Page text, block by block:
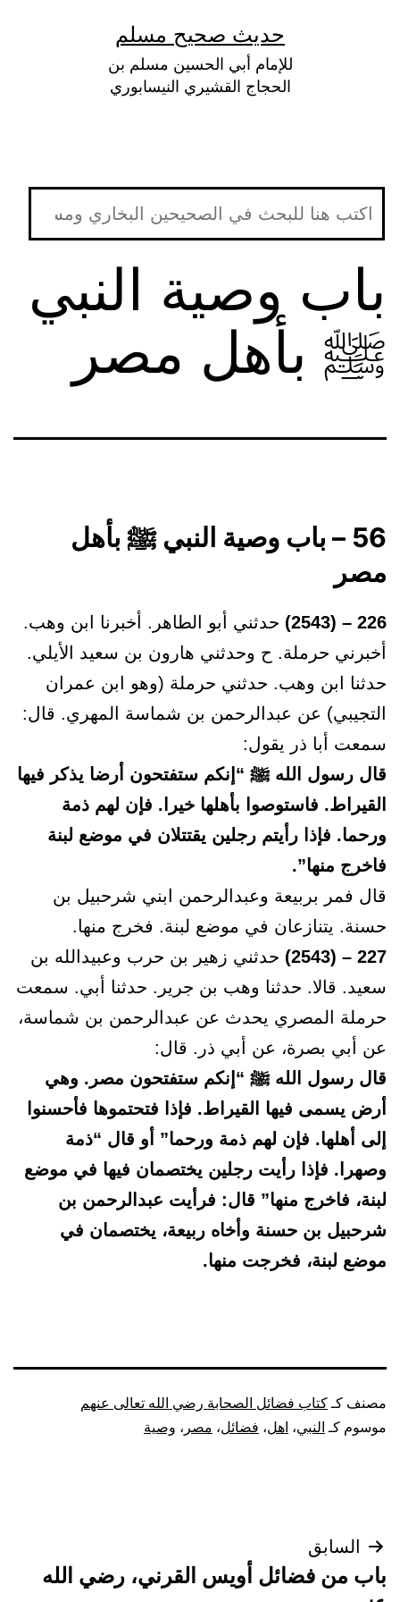
حديث صحيح مسلم
للإمام أبي الحسين مسلم بن
الحجاج القشيري النيسابوري
باب وصية النبي
ﷺ بأهل مصر
56 – باب وصية النبي ﷺ بأهل
مصر
226 – (2543)
حدثني أبو الطاهر. أخبرنا ابن وهب.
أخبرني حرملة. ح وحدثني هارون بن سعيد الأيلي.
حدثنا ابن وهب. حدثني حرملة (وهو ابن عمران
التجيبي) عن عبدالرحمن بن شماسة المهري. قال:
سمعت أبا ذر يقول:
قال رسول الله ﷺ “إنكم ستفتحون أرضا يذكر فيها
القيراط. فاستوصوا بأهلها خيرا. فإن لهم ذمة
ورحما. فإذا رأيتم رجلين يقتتلان في موضع لبنة
فاخرج منها”.
قال فمر بربيعة وعبدالرحمن ابني شرحبيل بن
حسنة. يتنازعان في موضع لبنة. فخرج منها.
227 – (2543)
حدثني زهير بن حرب وعبيدالله بن
سعيد. قالا. حدثنا وهب بن جرير. حدثنا أبي. سمعت
حرملة المصري يحدث عن عبدالرحمن بن شماسة،
عن أبي بصرة، عن أبي ذر. قال:
قال رسول الله ﷺ “إنكم ستفتحون مصر. وهي
أرض يسمى فيها القيراط. فإذا فتحتموها فأحسنوا
إلى أهلها. فإن لهم ذمة ورحما” أو قال “ذمة
وصهرا. فإذا رأيت رجلين يختصمان فيها في موضع
لبنة، فاخرج منها” قال: فرأيت عبدالرحمن بن
شرحبيل بن حسنة وأخاه ربيعة، يختصمان في
موضع لبنة، فخرجت منها.
مصنف كـكتاب فضائل الصحابة رضي الله تعالى عنهم
موسوم كـ النبي، اهل، فضائل، مصر ، وصية
تصفّح
المقالات
السابق
باب من فضائل أويس القرني، رضي الله